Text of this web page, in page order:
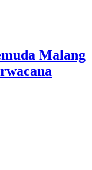
Malang